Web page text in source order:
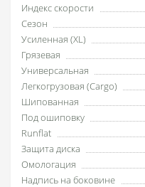
Индекс скорости
Сезон
Усиленная (XL)
Грязевая
Универсальная
Легкогрузовая (Cargo)
Шипованная
Под ошиповку
Runflat
Защита диска
Омологация
Надпись на боковине